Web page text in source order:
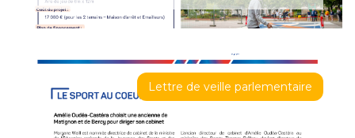
Lettre de veille parlementaire